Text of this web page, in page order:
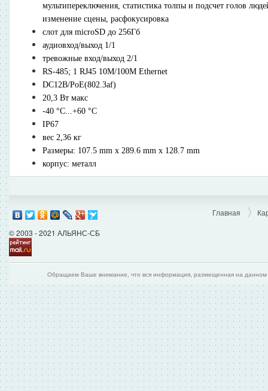
мультипереключения, статистика толпы и подсчет голов
изменение сцены, расфокусировка
cлот для microSD до 256Гб
аудиовход/выход 1/1
тревожные вход/выход 2/1
RS-485; 1 RJ45 10M/100M Ethernet
DC12В/PoE(802.3af)
20,3 Вт макс
-40 °C...+60 °C
IP67
вес 2,36 кг
Размеры: 107.5 mm x 289.6 mm x 128.7 mm
корпус: металл
© 2003 - 2021 АЛЬЯНС-СБ
Главная
Обращаем Ваше внимание, что вся информация, размещенная на данном